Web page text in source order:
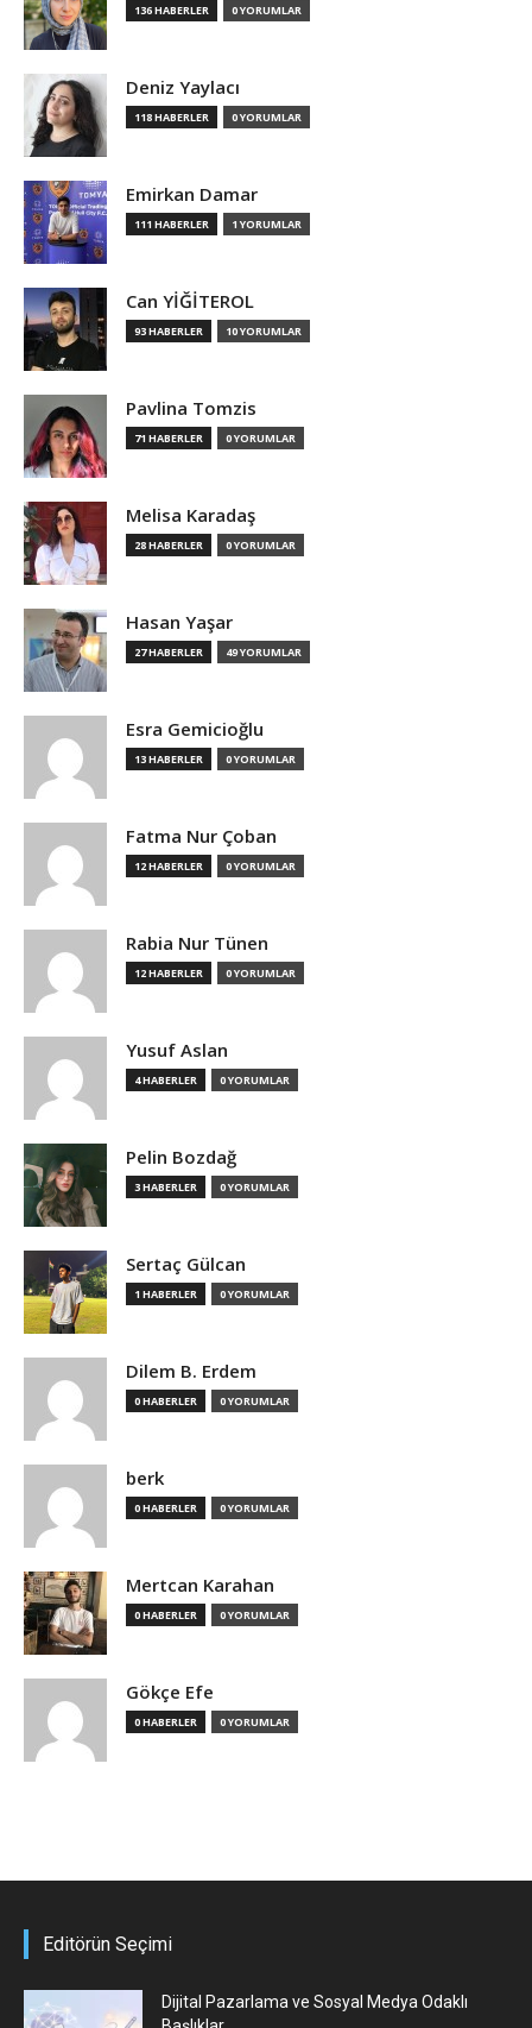
136 HABERLER 0 YORUMLAR
Deniz Yaylacı
118 HABERLER 0 YORUMLAR
Emirkan Damar
111 HABERLER 1 YORUMLAR
Can YİĞİTEROL
93 HABERLER 10 YORUMLAR
Pavlina Tomzis
71 HABERLER 0 YORUMLAR
Melisa Karadaş
28 HABERLER 0 YORUMLAR
Hasan Yaşar
27 HABERLER 49 YORUMLAR
Esra Gemicioğlu
13 HABERLER 0 YORUMLAR
Fatma Nur Çoban
12 HABERLER 0 YORUMLAR
Rabia Nur Tünen
12 HABERLER 0 YORUMLAR
Yusuf Aslan
4 HABERLER 0 YORUMLAR
Pelin Bozdağ
3 HABERLER 0 YORUMLAR
Sertaç Gülcan
1 HABERLER 0 YORUMLAR
Dilem B. Erdem
0 HABERLER 0 YORUMLAR
berk
0 HABERLER 0 YORUMLAR
Mertcan Karahan
0 HABERLER 0 YORUMLAR
Gökçe Efe
0 HABERLER 0 YORUMLAR
Editörün Seçimi
Dijital Pazarlama ve Sosyal Medya Odaklı